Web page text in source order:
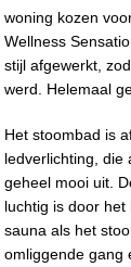
woning kozen
Wellness
stijl afgewerkt,
werd. Helemaal
Het stoombad is
ledverlichting, die
geheel mooi uit.
luchtig is door
sauna als het
omliggende gang